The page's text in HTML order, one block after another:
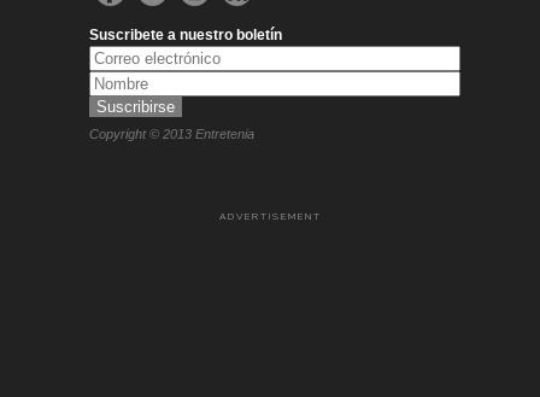
Suscribete a nuestro boletín
Copyright © 2013 Entretenia
ADVERTISEMENT